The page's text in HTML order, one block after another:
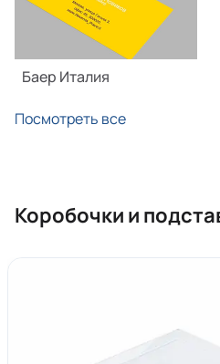
Баер Италия
Посмотреть все
Коробочки и